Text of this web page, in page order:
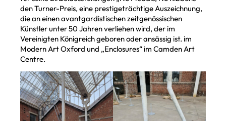
den Turner-Preis, eine prestigeträchtige Auszeichnung,
die an einen avantgardistischen zeitgenössischen
Künstler unter 50 Jahren verliehen wird, der im
Vereinigten Königreich geboren oder ansässig ist. im
Modern Art Oxford und „Enclosures“ im Camden Art
Centre.